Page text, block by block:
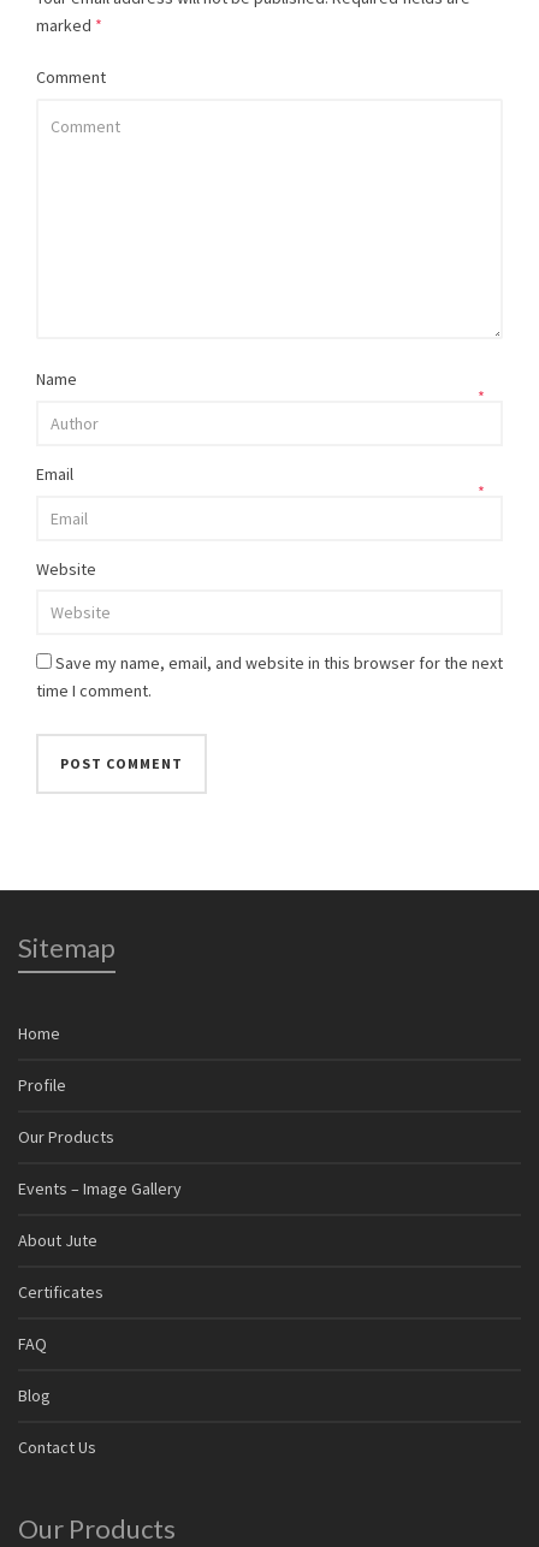
marked *
Comment
Name
*
Email
*
Website
Save my name, email, and website in this browser for the next
time I comment.
Sitemap
Home
Profile
Our Products
Events – Image Gallery
About Jute
Certificates
FAQ
Blog
Contact Us
Our Products